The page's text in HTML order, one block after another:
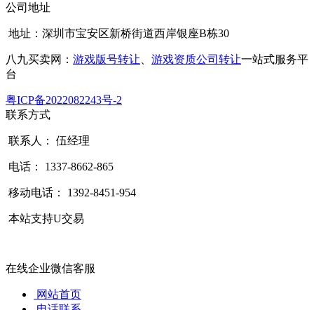
公司地址
地址：深圳市宝安区新桥街道西岸银座B栋30
八九买卖网： 游戏版号转让 游戏资质公司转让一站式服务平
台
粤ICP备2022082243号-2
联系方式
联系人： 伍经理
电话： 1337-8662-865
移动电话： 1392-8451-954
本站支持U交易
在线企业微信客服
网站首页